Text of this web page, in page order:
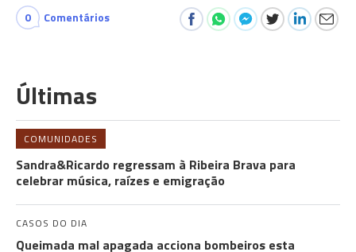
0 Comentários
Últimas
COMUNIDADES
Sandra&Ricardo regressam à Ribeira Brava para
celebrar música, raízes e emigração
CASOS DO DIA
Queimada mal apagada acciona bombeiros esta